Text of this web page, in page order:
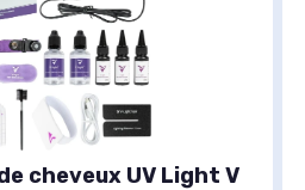
cheveux UV Light V